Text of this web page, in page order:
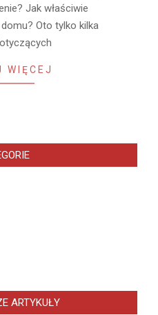
Jak właściwie
Oto tylko kilka
WIĘCEJ
ARTYKUŁY